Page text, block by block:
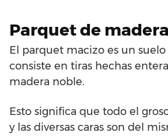
Parquet de
El parquet macizo es un
consiste en tiras hechas
madera noble.
Esto significa que todo el
y las diversas caras son del